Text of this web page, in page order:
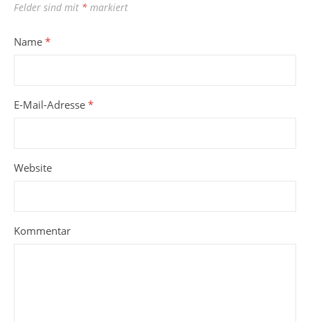
Felder sind mit * markiert
Name *
E-Mail-Adresse *
Website
Kommentar